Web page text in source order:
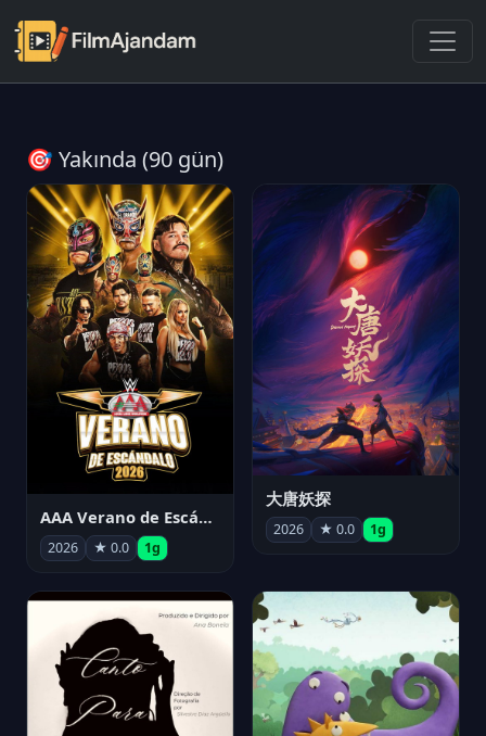
🎯 Yakında (90 gün)
AAA Verano de Escándalo 2026 - Week 3
2026 ★ 0.0 1g
大唐妖探
2026 ★ 0.0 1g